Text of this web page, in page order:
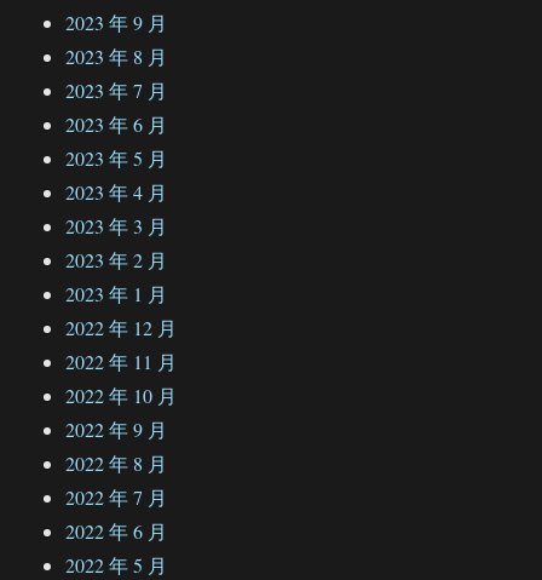
2023 年 9 月
2023 年 8 月
2023 年 7 月
2023 年 6 月
2023 年 5 月
2023 年 4 月
2023 年 3 月
2023 年 2 月
2023 年 1 月
2022 年 12 月
2022 年 11 月
2022 年 10 月
2022 年 9 月
2022 年 8 月
2022 年 7 月
2022 年 6 月
2022 年 5 月